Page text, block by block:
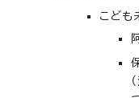
こども